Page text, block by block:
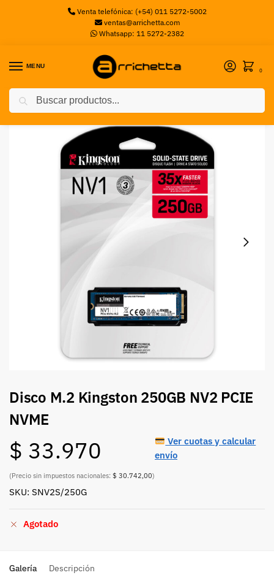
Venta telefónica: (+54) 011 5272-5002
ventas@arrichetta.com
Whatsapp: 11 5272-2382
MENU
0
Inicio Discos M2 / Disco M.2 Kingston 250GB NV2 PCIE NVME
Disco M.2 Kingston 250GB NV2 PCIE
NVME
$ 33.970
(Precio sin impuestos nacionales: $ 30.742,00)
Ver cuotas y calcular
envío
SKU: SNV2S/250G
Agotado
Galería Descripción